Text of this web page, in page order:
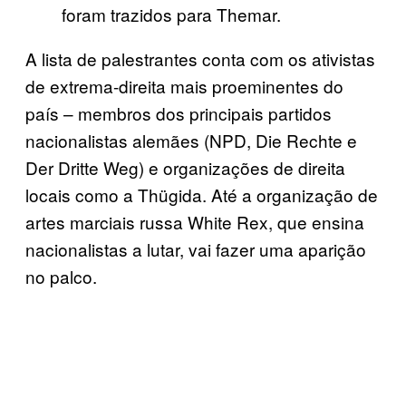
foram trazidos para Themar.
A lista de palestrantes conta com os ativistas
de extrema-direita mais proeminentes do
país – membros dos principais partidos
nacionalistas alemães (NPD, Die Rechte e
Der Dritte Weg) e organizações de direita
locais como a Thügida. Até a organização de
artes marciais russa White Rex, que ensina
nacionalistas a lutar, vai fazer uma aparição
no palco.